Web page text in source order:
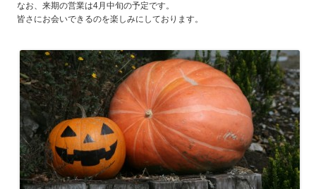
なお、来期の営業は4月中旬の予定です。
皆さにお会いできるのを楽しみにしております。